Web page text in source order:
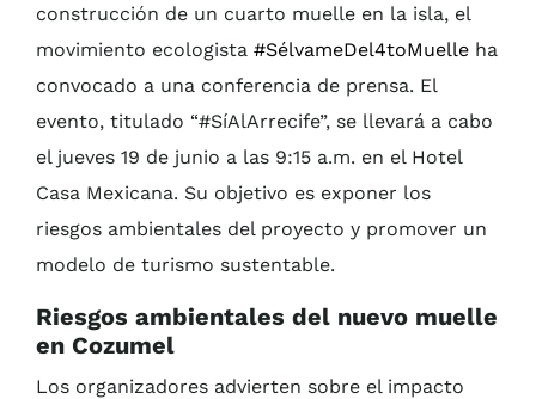
construcción de un cuarto muelle en la isla, el
movimiento ecologista #SélvameDel4toMuelle ha
convocado a una conferencia de prensa. El
evento, titulado “#SíAlArrecife”, se llevará a cabo
el jueves 19 de junio a las 9:15 a.m. en el Hotel
Casa Mexicana. Su objetivo es exponer los
riesgos ambientales del proyecto y promover un
modelo de turismo sustentable.
Riesgos ambientales del nuevo muelle
en Cozumel
Los organizadores advierten sobre el impacto